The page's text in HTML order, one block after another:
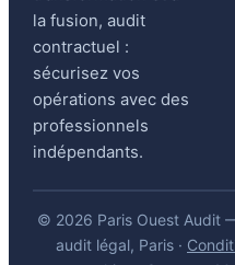
la fusion, audit
contractuel :
sécurisez vos
opérations avec des
professionnels
indépendants.
© 2026 Paris Ouest Audit
audit légal, Paris ·